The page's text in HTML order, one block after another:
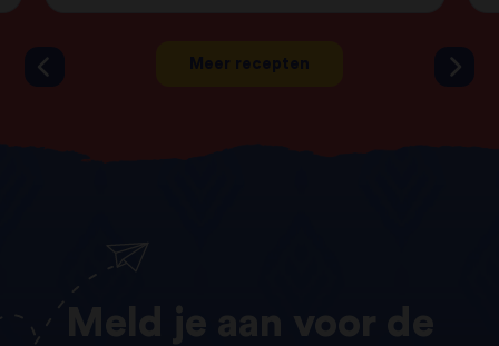
Meer recepten
Meld je aan voor
de